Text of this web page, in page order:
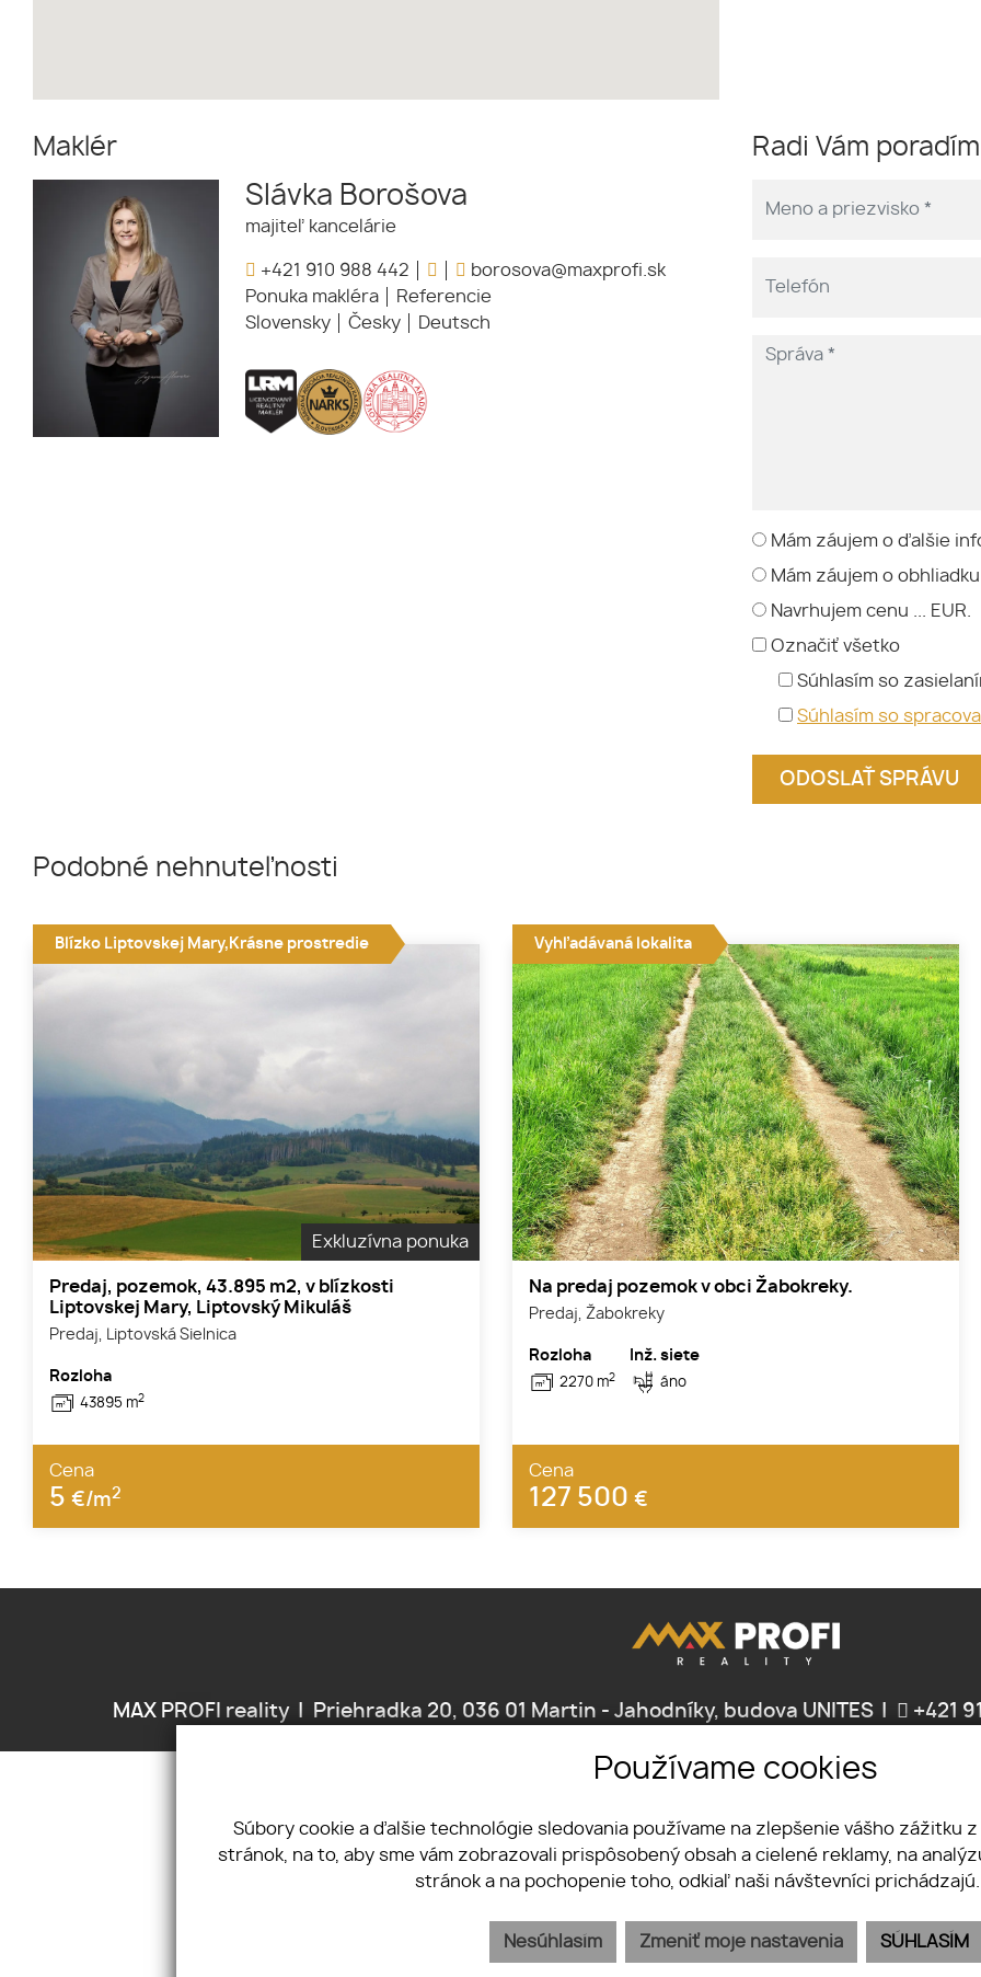
Maklér
Slávka Borošova
majiteľ kancelárie
+421 910 988 442
borosova@maxprofi.sk
Ponuka makléra
Referencie
Slovensky
Česky Deutsch
Radi Vám
Mám záujem o ďalšie
Mám záujem o
Navrhujem cenu ... EUR.
Označiť všetko
Súhlasím so
Súhlasím so
Podobné nehnuteľnosti
Exkluzívna ponuka
Predaj, pozemok, 43.895 m2, v blízkosti
Liptovskej Mary, Liptovský Mikuláš
Predaj, Liptovská Sielnica
Rozloha
43895 m2
Cena
5 €/m2
Blízko Liptovskej Mary,Krásne prostredie
Na predaj pozemok v obci Žabokreky.
Predaj, Žabokreky
Rozloha
2270 m2
Inž. siete
áno
Cena
127 500 €
Vyhľadávaná lokalita
MAX PROFI reality Priehradka 20, 036 01 Martin - Jahodníky, budova UNITES +421
SLUŽBY NÁŠ TÍM KONTAKT GDPR COOKIES
webex.digital- REALVIA.sk
Používame cookies
Súbory cookie a ďalšie technológie sledovania používame na zlepšenie vášho zážitku
stránok, na to, aby sme vám zobrazovali prispôsobený obsah a cielené reklamy, na
stránok a na pochopenie toho, odkiaľ naši návštevníci
SÚHLASÍM
Nesúhlasím Zmeniť moje nastavenia